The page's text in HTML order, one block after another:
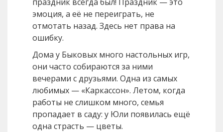
эмоция, а её не переиграть, не
отмотать назад. Здесь нет права на
ошибку.
Дома у Быковых много настольных игр,
они часто собираются за ними
вечерами с друзьями. Одна из самых
любимых — «Каркассон». Летом, когда
работы не слишком много, семья
пропадает в саду: у Юли появилась ещё
одна страсть — цветы.